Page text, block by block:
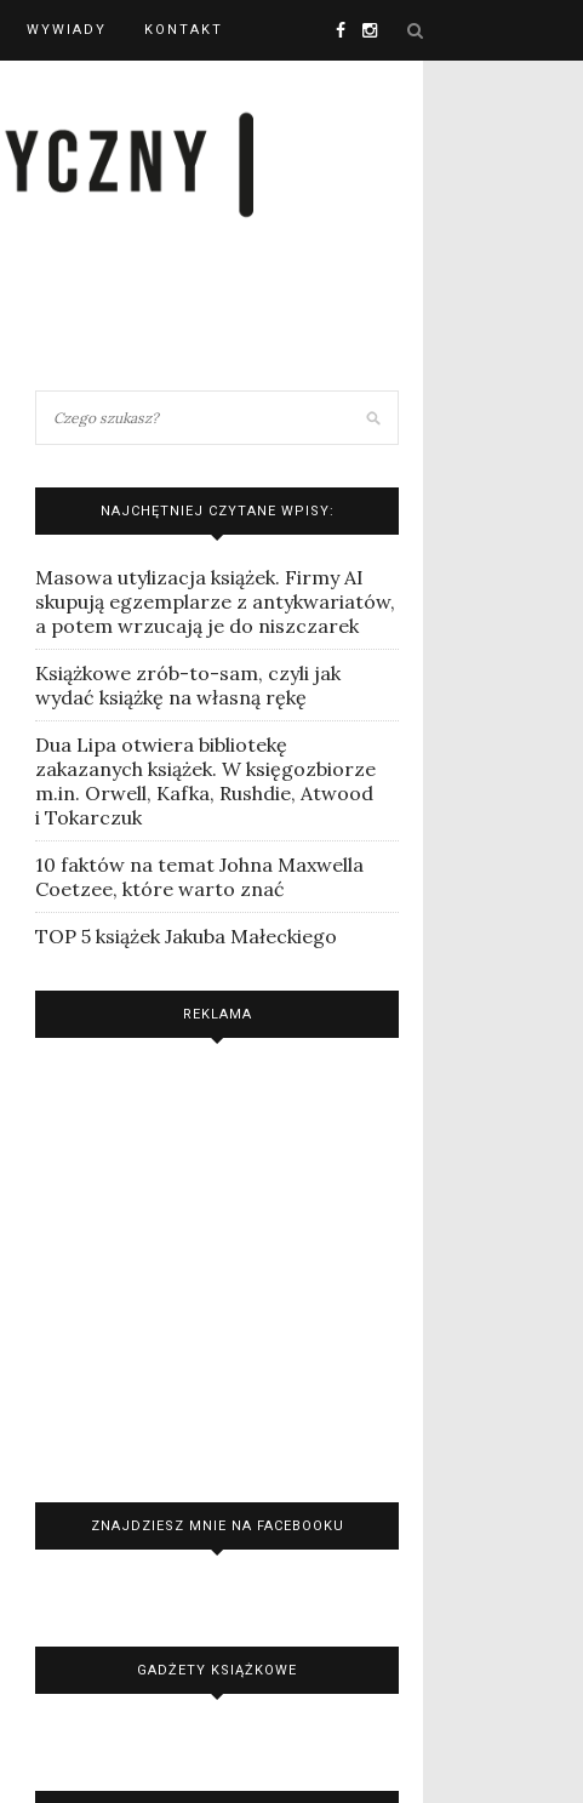
WYWIADY KONTAKT
NAJCHĘTNIEJ CZYTANE WPISY:
Masowa utylizacja książek. Firmy AI
skupują egzemplarze z antykwariatów,
a potem wrzucają je do niszczarek
Książkowe zrób-to-sam, czyli jak
wydać książkę na własną rękę
Dua Lipa otwiera bibliotekę
zakazanych książek. W księgozbiorze
m.in. Orwell, Kafka, Rushdie, Atwood
i Tokarczuk
10 faktów na temat Johna Maxwella
Coetzee, które warto znać
TOP 5 książek Jakuba Małeckiego
REKLAMA
ZNAJDZIESZ MNIE NA FACEBOOKU
GADŻETY KSIĄŻKOWE